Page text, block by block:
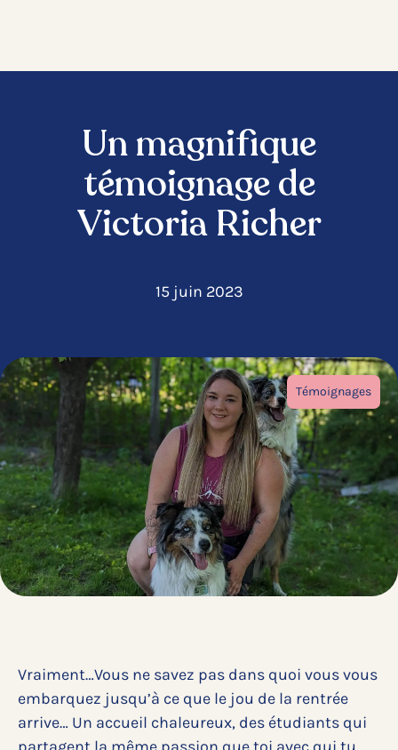
Un magnifique
témoignage de
Victoria Richer
15 juin 2023
Témoignages
Vraiment…Vous ne savez pas dans quoi vous vous
embarquez jusqu’à ce que le jou de la rentrée
arrive… Un accueil chaleureux, des étudiants qui